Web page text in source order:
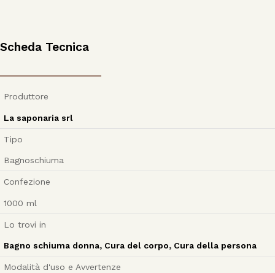
Scheda Tecnica
Produttore
La saponaria srl
Tipo
Bagnoschiuma
Confezione
1000 ml
Lo trovi in
Bagno schiuma donna, Cura del corpo, Cura della persona
Modalità d'uso e Avvertenze